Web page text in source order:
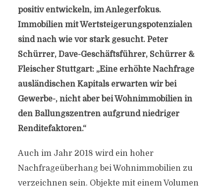
positiv entwickeln, im Anlegerfokus.
Immobilien mit Wertsteigerungspotenzialen
sind nach wie vor stark gesucht. Peter
Schürrer, Dave-Geschäftsführer, Schürrer &
Fleischer Stuttgart: „Eine erhöhte Nachfrage
ausländischen Kapitals erwarten wir bei
Gewerbe-, nicht aber bei Wohnimmobilien in
den Ballungszentren aufgrund niedriger
Renditefaktoren.“
Auch im Jahr 2018 wird ein hoher
Nachfrageüberhang bei Wohnimmobilien zu
verzeichnen sein. Objekte mit einem Volumen